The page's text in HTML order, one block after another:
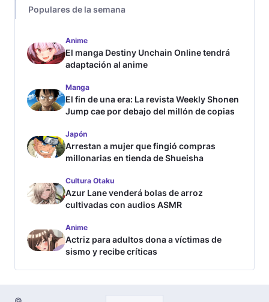
Populares de la semana
Anime
El manga Destiny Unchain Online tendrá
adaptación al anime
Manga
El fin de una era: La revista Weekly Shonen
Jump cae por debajo del millón de copias
Japón
Arrestan a mujer que fingió compras
millonarias en tienda de Shueisha
Cultura Otaku
Azur Lane venderá bolas de arroz
cultivadas con audios ASMR
Anime
Actriz para adultos dona a víctimas de
sismo y recibe críticas